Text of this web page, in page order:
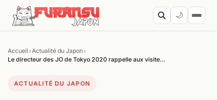
Aller au contenu
🌙
Accueil ›Actualité du Japon›
Le directeur des JO de Tokyo 2020 rappelle aux visite…
ACTUALITÉ DU JAPON